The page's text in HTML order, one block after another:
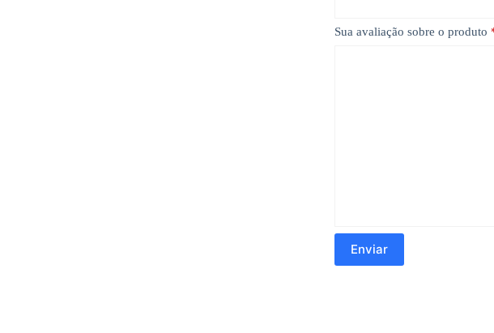
Sua avaliação sobre o produto
Enviar